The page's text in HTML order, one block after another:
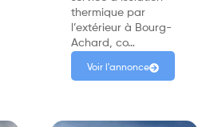
thermique par
l’extérieur à Bourg-
Achard, co…
Voir l'annonce